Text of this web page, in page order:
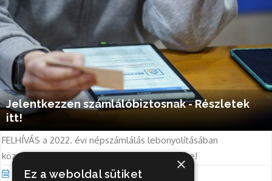
Jelentkezzen számlálóbiztosnak - Részletek
itt!
FELHÍVÁS a 2022. évi népszámlálás lebonyolításában
közreműködő számlálóbiztosok jelentkezésére!
Okt 14, 2022
×
Ez a weboldal sütiket